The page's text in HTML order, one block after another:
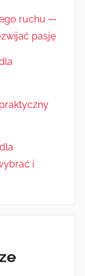
ruchu —
pasję
i